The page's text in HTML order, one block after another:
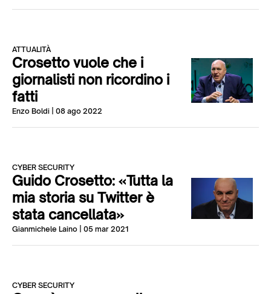
ATTUALITÀ
Crosetto vuole che i
giornalisti non ricordino i
fatti
Enzo Boldi | 08 ago 2022
CYBER SECURITY
Guido Crosetto: «Tutta la
mia storia su Twitter è
stata cancellata»
Gianmichele Laino | 05 mar 2021
CYBER SECURITY